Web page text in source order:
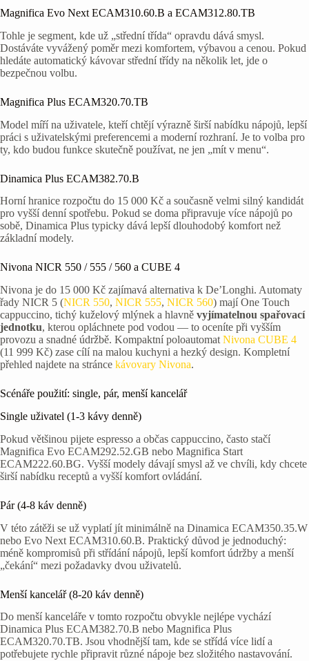
Magnifica Evo Next ECAM310.60.B a ECAM312.80.TB
Tohle je segment, kde už „střední třída“ opravdu dává smysl.
Dostáváte vyvážený poměr mezi komfortem, výbavou a cenou. Pokud
hledáte automatický kávovar střední třídy na několik let, jde o
bezpečnou volbu.
Magnifica Plus ECAM320.70.TB
Model míří na uživatele, kteří chtějí výrazně širší nabídku nápojů, lepší
práci s uživatelskými preferencemi a moderní rozhraní. Je to volba pro
ty, kdo budou funkce skutečně používat, ne jen „mít v menu“.
Dinamica Plus ECAM382.70.B
Horní hranice rozpočtu do 15 000 Kč a současně velmi silný kandidát
pro vyšší denní spotřebu. Pokud se doma připravuje více nápojů po
sobě, Dinamica Plus typicky dává lepší dlouhodobý komfort než
základní modely.
Nivona NICR 550 / 555 / 560 a CUBE 4
Nivona je do 15 000 Kč zajímavá alternativa k De’Longhi. Automaty
řady NICR 5 (NICR 550, NICR 555, NICR 560) mají One Touch
cappuccino, tichý kuželový mlýnek a hlavně vyjímatelnou spařovací
jednotku, kterou opláchnete pod vodou — to oceníte při vyšším
provozu a snadné údržbě. Kompaktní poloautomat Nivona CUBE 4
(11 999 Kč) zase cílí na malou kuchyni a hezký design. Kompletní
přehled najdete na stránce kávovary Nivona.
Scénáře použití: single, pár, menší kancelář
Single uživatel (1-3 kávy denně)
Pokud většinou pijete espresso a občas cappuccino, často stačí
Magnifica Evo ECAM292.52.GB nebo Magnifica Start
ECAM222.60.BG. Vyšší modely dávají smysl až ve chvíli, kdy chcete
širší nabídku receptů a vyšší komfort ovládání.
Pár (4-8 káv denně)
V této zátěži se už vyplatí jít minimálně na Dinamica ECAM350.35.W
nebo Evo Next ECAM310.60.B. Praktický důvod je jednoduchý:
méně kompromisů při střídání nápojů, lepší komfort údržby a menší
„čekání“ mezi požadavky dvou uživatelů.
Menší kancelář (8-20 káv denně)
Do menší kanceláře v tomto rozpočtu obvykle nejlépe vychází
Dinamica Plus ECAM382.70.B nebo Magnifica Plus
ECAM320.70.TB. Jsou vhodnější tam, kde se střídá více lidí a
potřebujete rychle připravit různé nápoje bez složitého nastavování.